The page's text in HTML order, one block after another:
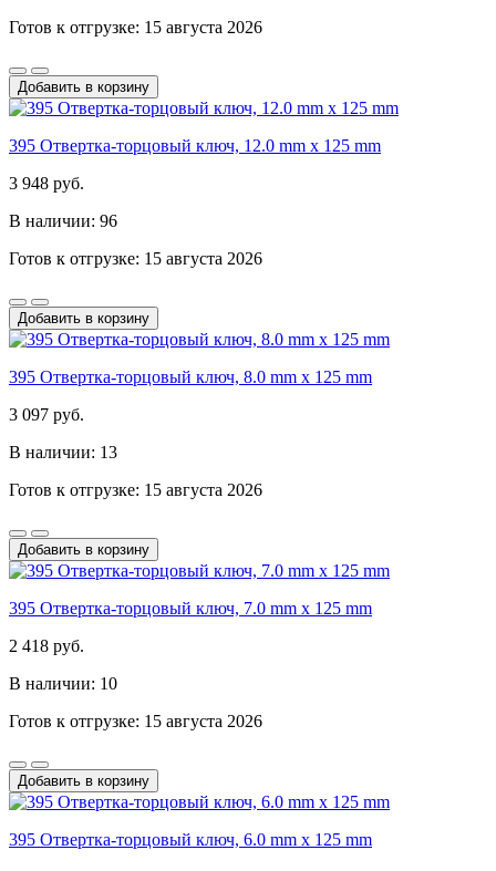
Готов к отгрузке: 15 августа 2026
Добавить в корзину
395 Отвертка-торцовый ключ, 12.0 mm x 125 mm
3 948 руб.
В наличии: 96
Готов к отгрузке: 15 августа 2026
Добавить в корзину
395 Отвертка-торцовый ключ, 8.0 mm x 125 mm
3 097 руб.
В наличии: 13
Готов к отгрузке: 15 августа 2026
Добавить в корзину
395 Отвертка-торцовый ключ, 7.0 mm x 125 mm
2 418 руб.
В наличии: 10
Готов к отгрузке: 15 августа 2026
Добавить в корзину
395 Отвертка-торцовый ключ, 6.0 mm x 125 mm